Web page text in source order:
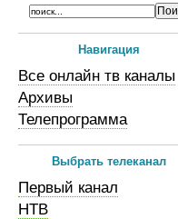
Навигация
Все онлайн тв каналы
Архивы
Телепрограмма
Выбрать телеканал
Первый канал
НТВ